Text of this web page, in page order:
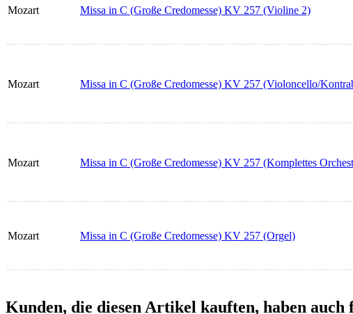
Mozart Missa in C (Große Credomesse) KV 257 (Violine 2)
Mozart Missa in C (Große Credomesse) KV 257 (Violoncello/
Mozart Missa in C (Große Credomesse) KV 257 (Komplettes
Mozart Missa in C (Große Credomesse) KV 257 (Orgel)
Kunden, die diesen Artikel kauften, haben